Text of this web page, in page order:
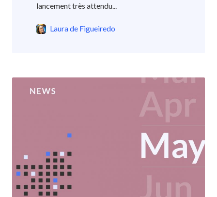
lancement très attendu...
Laura de Figueiredo